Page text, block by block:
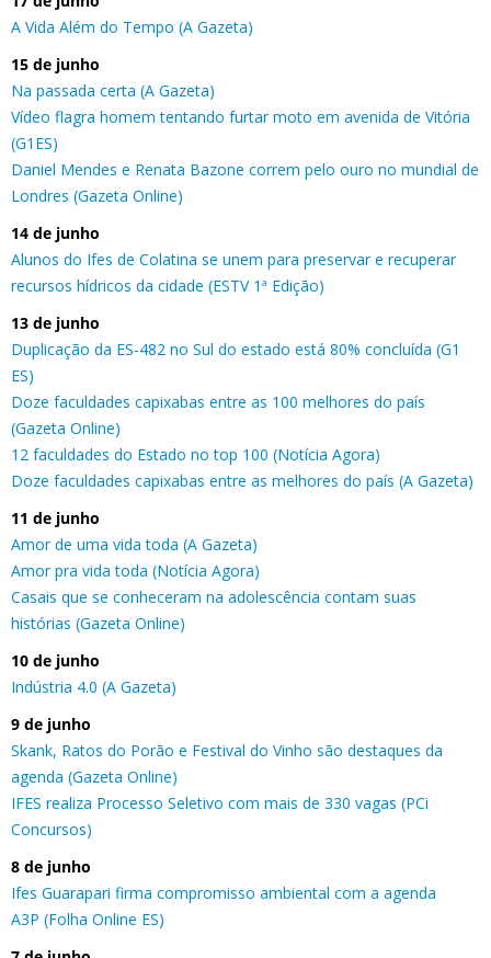
A Vida Além do Tempo (A Gazeta)
15 de junho
Na passada certa (A Gazeta)
Vídeo flagra homem tentando furtar moto em avenida de Vitória
(G1ES)
Daniel Mendes e Renata Bazone correm pelo ouro no mundial de
Londres (Gazeta Online)
14 de junho
Alunos do Ifes de Colatina se unem para preservar e recuperar
recursos hídricos da cidade (ESTV 1ª Edição)
13 de junho
Duplicação da ES-482 no Sul do estado está 80% concluída (G1
ES)
Doze faculdades capixabas entre as 100 melhores do país
(Gazeta Online)
12 faculdades do Estado no top 100 (Notícia Agora)
Doze faculdades capixabas entre as melhores do país (A Gazeta)
11 de junho
Amor de uma vida toda (A Gazeta)
Amor pra vida toda (Notícia Agora)
Casais que se conheceram na adolescência contam suas
histórias (Gazeta Online)
10 de junho
Indústria 4.0 (A Gazeta)
9 de junho
Skank, Ratos do Porão e Festival do Vinho são destaques da
agenda (Gazeta Online)
IFES realiza Processo Seletivo com mais de 330 vagas (PCi
Concursos)
8 de junho
Ifes Guarapari firma compromisso ambiental com a agenda
A3P (Folha Online ES)